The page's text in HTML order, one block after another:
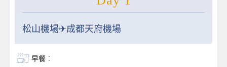
松山機場✈成都天府機場
早餐：